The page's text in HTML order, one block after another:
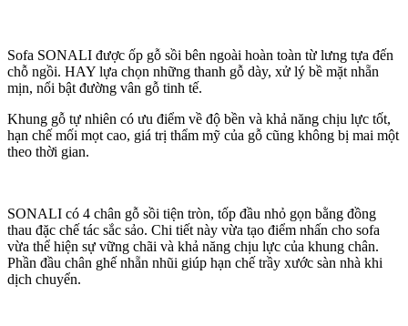
Sofa SONALI được ốp gỗ sồi bên ngoài hoàn toàn từ lưng tựa đến
chỗ ngồi. HAY lựa chọn những thanh gỗ dày, xử lý bề mặt nhẵn
mịn, nổi bật đường vân gỗ tinh tế.
Khung gỗ tự nhiên có ưu điểm về độ bền và khả năng chịu lực tốt,
hạn chế mối mọt cao, giá trị thẩm mỹ của gỗ cũng không bị mai một
theo thời gian.
SONALI có 4 chân gỗ sồi tiện tròn, tốp đầu nhỏ gọn bằng đồng
thau đặc chế tác sắc sảo. Chi tiết này vừa tạo điểm nhấn cho sofa
vừa thể hiện sự vững chãi và khả năng chịu lực của khung chân.
Phần đầu chân ghế nhẵn nhũi giúp hạn chế trầy xước sàn nhà khi
dịch chuyển.